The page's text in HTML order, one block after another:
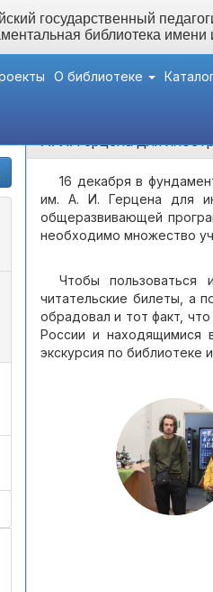
государственный
библиотека
О библиотеке
А. И. Герцена для
16 декабря в
им. А. И. Герцена для
общеразвивающей
необходимо множество
Чтобы пользоваться
читательские билеты, а
обрадовал и тот факт,
России и находящимися
экскурсия по библиотеке